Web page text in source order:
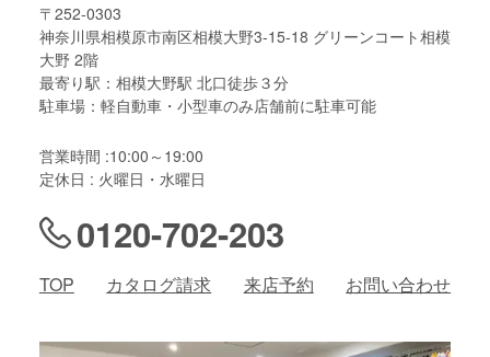
〒252-0303
神奈川県相模原市南区相模大野3-15-18 グリーンコート相模
大野 2階
最寄り駅：相模大野駅 北口徒歩３分
駐車場：軽自動車・小型車のみ店舗前に駐車可能
営業時間 :10:00～19:00
定休日 : 火曜日・水曜日
0120-702-203
TOP カタログ請求 来店予約 お問い合わせ